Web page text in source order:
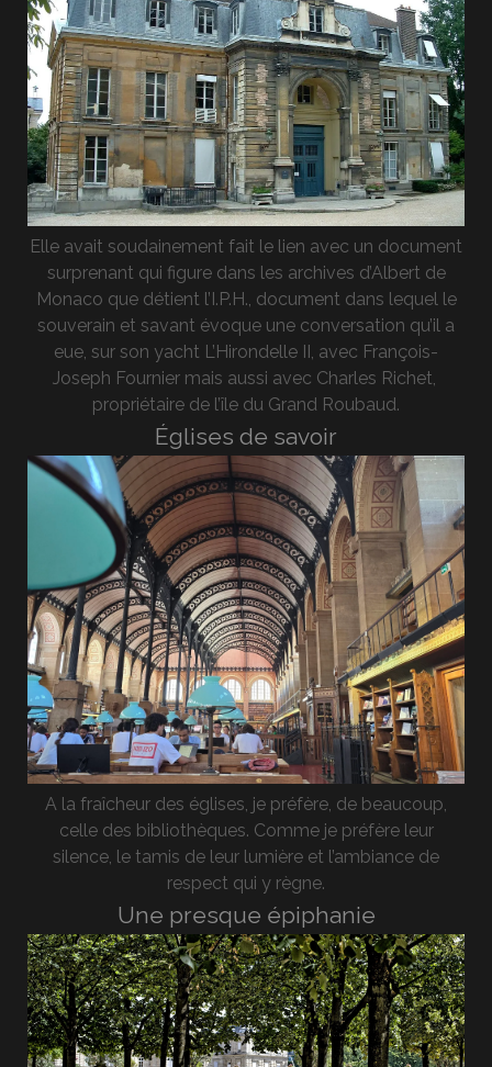
Elle avait soudainement fait le lien avec un document
surprenant qui figure dans les archives d’Albert de
Monaco que détient l’I.P.H., document dans lequel le
souverain et savant évoque une conversation qu’il a
eue, sur son yacht L’Hirondelle II, avec François-
Joseph Fournier mais aussi avec Charles Richet,
propriétaire de l’île du Grand Roubaud.
Églises de savoir
A la fraîcheur des églises, je préfère, de beaucoup,
celle des bibliothèques. Comme je préfère leur
silence, le tamis de leur lumière et l’ambiance de
respect qui y règne.
Une presque épiphanie